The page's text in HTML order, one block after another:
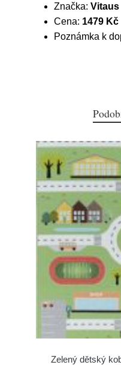
Značka: Vitaus
Cena: 1479 Kč
Poznámka k
Zelený dětský